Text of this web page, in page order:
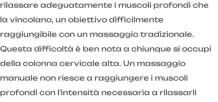
rilassare adeguatamente i muscoli profondi che
la vincolano, un obiettivo difficilmente
raggiungibile con un massaggio tradizionale.
Questa difficoltà è ben nota a chiunque si occupi
della colonna cervicale alta. Un massaggio
manuale non riesce a raggiungere i muscoli
profondi con l'intensità necessaria a rilassarli